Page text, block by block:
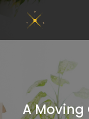
A